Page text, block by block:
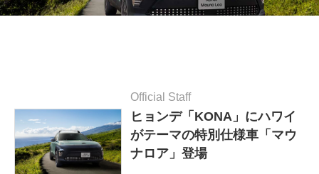
Official Staff
ヒョンデ「KONA」にハワイ
がテーマの特別仕様車「マウ
ナロア」登場